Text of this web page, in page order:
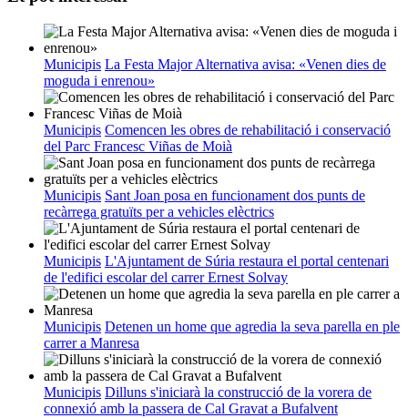
Municipis La Festa Major Alternativa avisa: «Venen dies de
moguda i enrenou»
Municipis Comencen les obres de rehabilitació i conservació
del Parc Francesc Viñas de Moià
Municipis Sant Joan posa en funcionament dos punts de
recàrrega gratuïts per a vehicles elèctrics
Municipis L'Ajuntament de Súria restaura el portal centenari
de l'edifici escolar del carrer Ernest Solvay
Municipis Detenen un home que agredia la seva parella en ple
carrer a Manresa
Municipis Dilluns s'iniciarà la construcció de la vorera de
connexió amb la passera de Cal Gravat a Bufalvent